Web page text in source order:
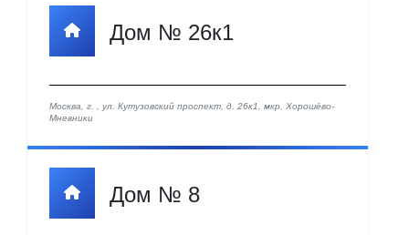
Дом № 26к1
Москва, г. , ул. Кутузовский проспект, д. 26к1, мкр. Хорошёво-
Мневники
Дом № 8